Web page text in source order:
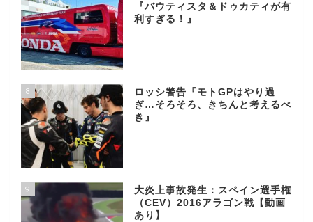
『バウティスタ＆ドゥカティが有
利すぎる！』
8
ロッシ警告『モトGPはやり過
ぎ…そろそろ、きちんと考えるべ
き』
9
大炎上事故発生：スペイン選手権
（CEV）2016アラゴン戦【動画
あり】